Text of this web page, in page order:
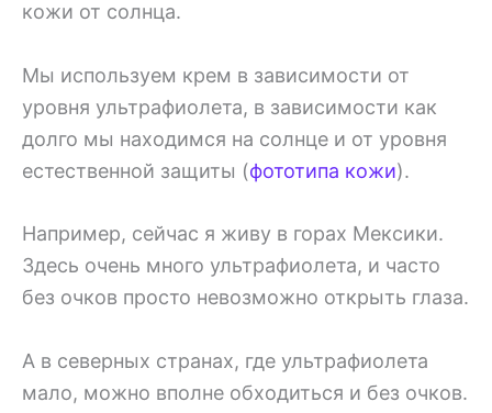
кожи от солнца.
Мы используем крем в зависимости от
уровня ультрафиолета, в зависимости как
долго мы находимся на солнце и от уровня
естественной защиты (фототипа кожи).
Например, сейчас я живу в горах Мексики.
Здесь очень много ультрафиолета, и часто
без очков просто невозможно открыть глаза.
А в северных странах, где ультрафиолета
мало, можно вполне обходиться и без очков.